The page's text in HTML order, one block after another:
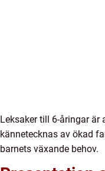
Leksaker till 6-åringar är
kännetecknas av ökad
barnets växande behov.